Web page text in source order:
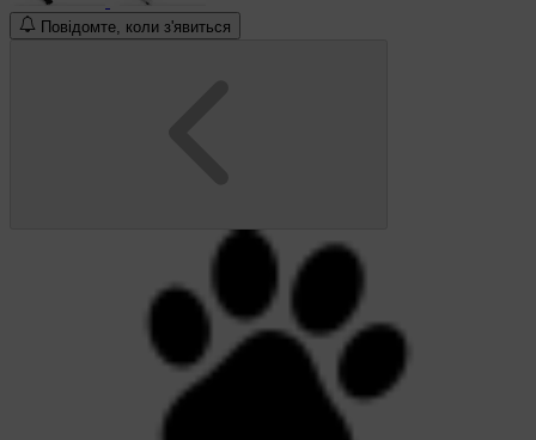
Повідомте, коли з'явиться